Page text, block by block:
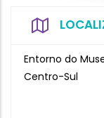
Entorno do
Centro-Sul